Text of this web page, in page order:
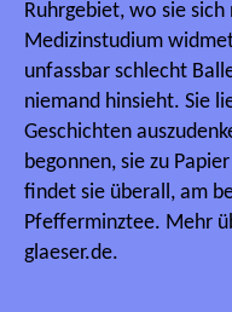
Ruhrgebiet, wo sie
Medizinstudium
unfassbar schlecht
niemand hinsieht. Sie
Geschichten
begonnen, sie zu
findet sie überall, am
Pfefferminztee. Mehr
glaeser.de.